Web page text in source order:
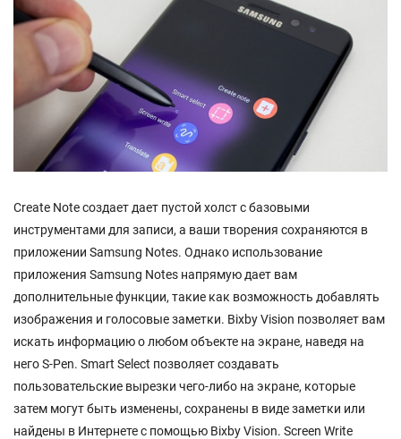
Create Note создает дает пустой холст с базовыми
инструментами для записи, а ваши творения сохраняются в
приложении Samsung Notes. Однако использование
приложения Samsung Notes напрямую дает вам
дополнительные функции, такие как возможность добавлять
изображения и голосовые заметки. Bixby Vision позволяет вам
искать информацию о любом объекте на экране, наведя на
него S-Pen. Smart Select позволяет создавать
пользовательские вырезки чего-либо на экране, которые
затем могут быть изменены, сохранены в виде заметки или
найдены в Интернете с помощью Bixby Vision. Screen Write